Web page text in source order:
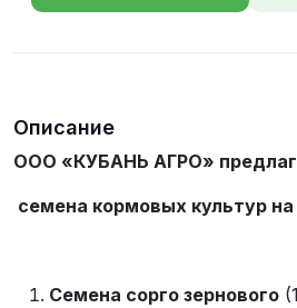
Описание
ООО «КУБАНЬ АГРО»
семена кормовых культур
Семена сорго зернового